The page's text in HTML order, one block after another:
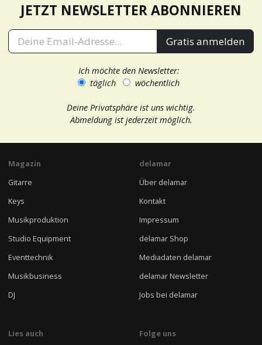
JETZT NEWSLETTER ABONNIEREN
Gratis anmelden
Ich möchte den Newsletter:
täglich
wöchentlich
Deine Privatsphäre ist uns wichtig.
Abmeldung ist jederzeit möglich.
Magazin
Gitarre
Keys
Musikproduktion
Studio Equipment
Eventtechnik
Musikbusiness
DJ
delamar
Über delamar
Kontakt
Impressum
delamar Shop
Mediadaten delamar
delamar Newsletter
Jobs bei delamar
Lies auch Folge uns